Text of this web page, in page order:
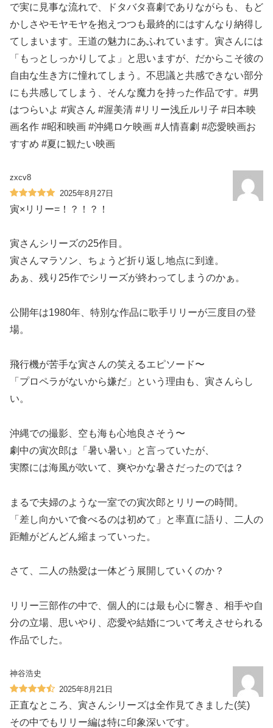
で実に見事な流れで、ドタバタ喜劇でありながらも、もど
かしさやモヤモヤを抱えつつも最終的にはすんなり納得し
てしまいます。王道の魅力にあふれています。寅さんには
「もっとしっかりしてよ」と思いますが、だからこそ彼の
自由な生き方に憧れてしまう。不思議と共感できない部分
にも共感してしまう、そんな魔力を持った作品です。#男
はつらいよ #寅さん #渥美清 #リリー浅丘ルリ子 #日本映
画名作 #昭和映画 #沖縄ロケ映画 #人情喜劇 #恋愛映画お
すすめ #夏に観たい映画
zxcv8
2025年8月27日
寅×リリー=！？！？！
寅さんシリーズの25作目。
寅さんマラソン、ちょうど折り返し地点に到達。
あぁ、残り25作でシリーズが終わってしまうのかぁ。
公開年は1980年、特別な作品に歌手リリーが三度目の登
場。
飛行機が苦手な寅さんの笑えるエピソード〜
「プロペラがないから嫌だ」という理由も、寅さんらし
い。
沖縄での撮影、空も海も心地良さそう〜
劇中の寅次郎は「暑い暑い」と言っていたが、
実際には海風が吹いて、爽やかな暑さだったのでは？
まるで夫婦のような一室での寅次郎とリリーの時間。
「差し向かいで食べるのは初めて」と率直に語り、二人の
距離がどんどん縮まっていった。
さて、二人の熱愛は一体どう展開していくのか？
リリー三部作の中で、個人的には最も心に響き、相手や自
分の立場、思いやり、恋愛や結婚について考えさせられる
作品でした。
神谷浩史
2025年8月21日
正直なところ、寅さんシリーズは全作見てきました(笑)
その中でもリリー編は特に印象深いです。